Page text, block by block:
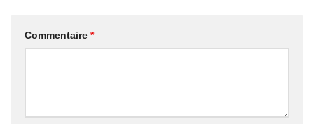
Commentaire *